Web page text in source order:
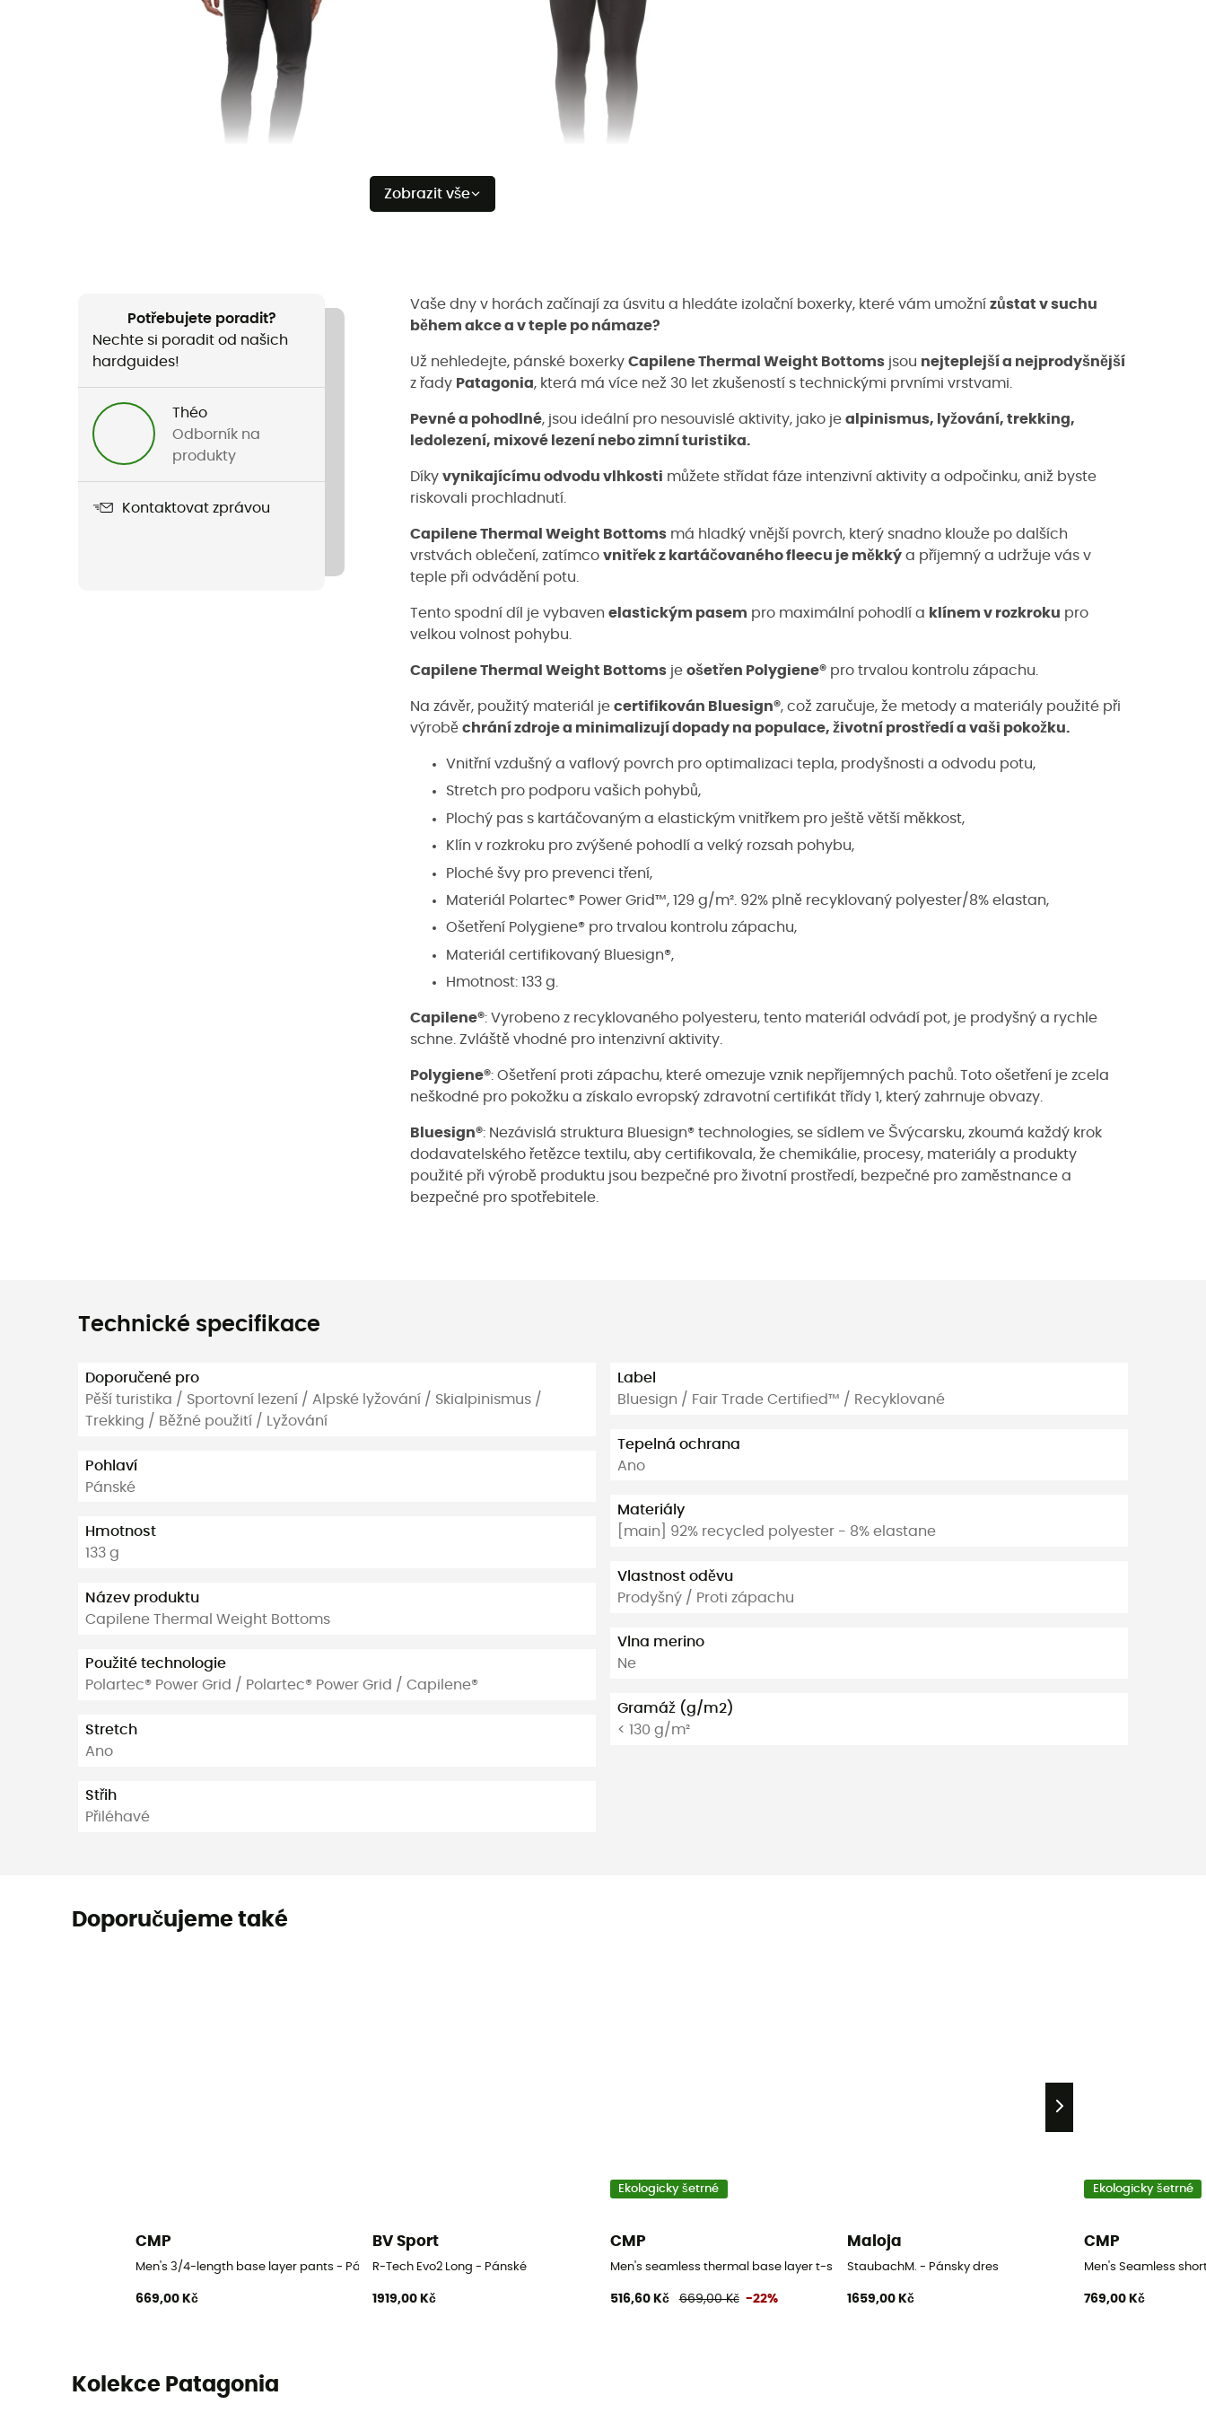
Zobrazit vše
Potřebujete poradit?
Nechte si poradit od našich
hardguides!
Théo
Odborník na
produkty
Kontaktovat zprávou
Vaše dny v horách začínají za úsvitu a hledáte izolační boxerky, které vám umožní zůstat v suchu
během akce a v teple po námaze?
Už nehledejte, pánské boxerky Capilene Thermal Weight Bottoms jsou nejteplejší a nejprodyšnější
z řady Patagonia, která má více než 30 let zkušeností s technickými prvními vrstvami.
Pevné a pohodlné, jsou ideální pro nesouvislé aktivity, jako je alpinismus, lyžování, trekking,
ledolezení, mixové lezení nebo zimní turistika.
Díky vynikajícímu odvodu vlhkosti můžete střídat fáze intenzivní aktivity a odpočinku, aniž byste
riskovali prochladnutí.
Capilene Thermal Weight Bottoms má hladký vnější povrch, který snadno klouže po dalších
vrstvách oblečení, zatímco vnitřek z kartáčovaného fleecu je měkký a příjemný a udržuje vás v
teple při odvádění potu.
Tento spodní díl je vybaven elastickým pasem pro maximální pohodlí a klínem v rozkroku pro
velkou volnost pohybu.
Capilene Thermal Weight Bottoms je ošetřen Polygiene® pro trvalou kontrolu zápachu.
Na závěr, použitý materiál je certifikován Bluesign®, což zaručuje, že metody a materiály použité při
výrobě chrání zdroje a minimalizují dopady na populace, životní prostředí a vaši pokožku.
Vnitřní vzdušný a vaflový povrch pro optimalizaci tepla, prodyšnosti a odvodu potu,
Stretch pro podporu vašich pohybů,
Plochý pas s kartáčovaným a elastickým vnitřkem pro ještě větší měkkost,
Klín v rozkroku pro zvýšené pohodlí a velký rozsah pohybu,
Ploché švy pro prevenci tření,
Materiál Polartec® Power Grid™, 129 g/m². 92% plně recyklovaný polyester/8% elastan,
Ošetření Polygiene® pro trvalou kontrolu zápachu,
Materiál certifikovaný Bluesign®,
Hmotnost: 133 g.
Capilene®: Vyrobeno z recyklovaného polyesteru, tento materiál odvádí pot, je prodyšný a rychle
schne. Zvláště vhodné pro intenzivní aktivity.
Polygiene®: Ošetření proti zápachu, které omezuje vznik nepříjemných pachů. Toto ošetření je zcela
neškodné pro pokožku a získalo evropský zdravotní certifikát třídy 1, který zahrnuje obvazy.
Bluesign®: Nezávislá struktura Bluesign® technologies, se sídlem ve Švýcarsku, zkoumá každý krok
dodavatelského řetězce textilu, aby certifikovala, že chemikálie, procesy, materiály a produkty
použité při výrobě produktu jsou bezpečné pro životní prostředí, bezpečné pro zaměstnance a
bezpečné pro spotřebitele.
Technické specifikace
Doporučené pro
Pěší turistika / Sportovní lezení / Alpské lyžování / Skialpinismus /
Trekking / Běžné použití / Lyžování
Pohlaví
Pánské
Hmotnost
133 g
Název produktu
Capilene Thermal Weight Bottoms
Použité technologie
Polartec® Power Grid / Polartec® Power Grid / Capilene®
Stretch
Ano
Střih
Přiléhavé
Label
Bluesign / Fair Trade Certified™ / Recyklované
Tepelná ochrana
Ano
Materiály
[main] 92% recycled polyester - 8% elastane
Vlastnost oděvu
Prodyšný / Proti zápachu
Vlna merino
Ne
Gramáž (g/m2)
< 130 g/m²
Doporučujeme také
CMP
Men's 3/4-length base layer pants - Pánské funkční triko
669,00 Kč
BV Sport
R-Tech Evo2 Long - Pánské
1919,00 Kč
Ekologicky šetrné
CMP
Men's seamless thermal base layer t-shirt - Pánské funkční triko
516,60 Kč 669,00 Kč -22%
Maloja
StaubachM. - Pánsky dres
1659,00 Kč
Ekologicky šetrné
CMP
Men's Seamless
769,00 Kč
Kolekce Patagonia